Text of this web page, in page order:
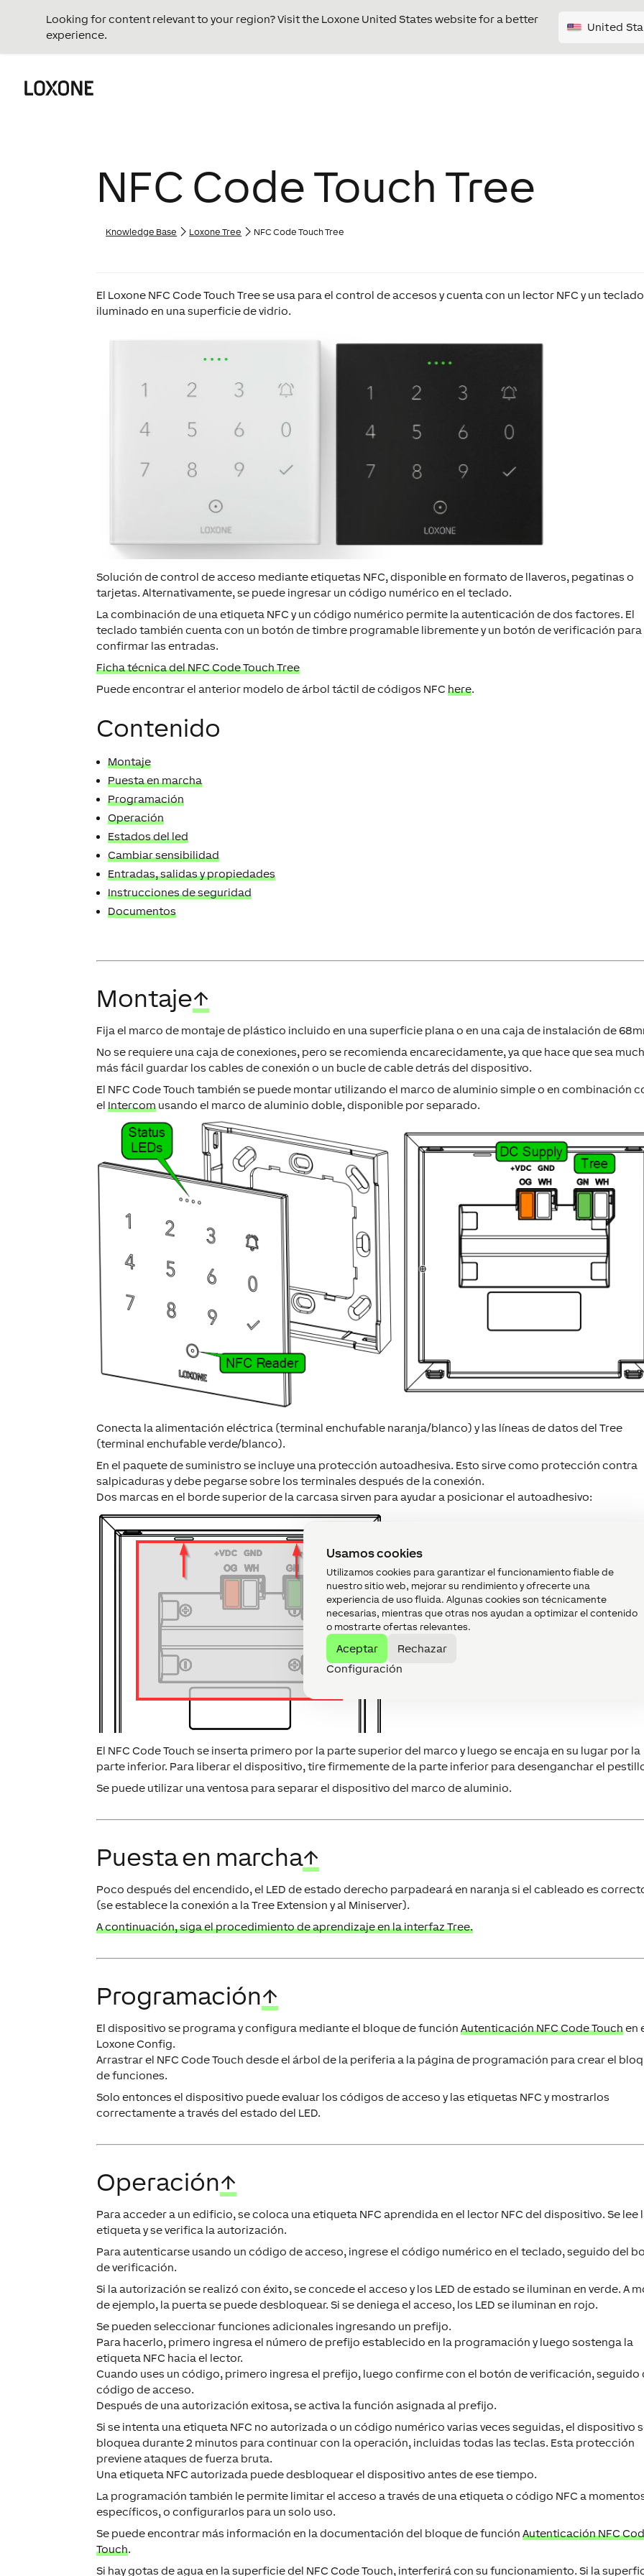
Usamos cookies
Utilizamos cookies para garantizar el funcionamiento fiable de
nuestro sitio web, mejorar su rendimiento y ofrecerte una
experiencia de uso fluida. Algunas cookies son técnicamente
necesarias, mientras que otras nos ayudan a optimizar el contenido
o mostrarte ofertas relevantes.
Aceptar
Rechazar
Configuración
Looking for content relevant to your region? Visit the Loxone United States website for a better
experience.
United
NFC Code Touch Tree
Knowledge Base Loxone Tree NFC Code Touch Tree
El Loxone NFC Code Touch Tree se usa para el control de accesos y cuenta con un lector NFC y un teclado
iluminado en una superficie de vidrio.
Solución de control de acceso mediante etiquetas NFC, disponible en formato de llaveros, pegatinas o
tarjetas. Alternativamente, se puede ingresar un código numérico en el teclado.
La combinación de una etiqueta NFC y un código numérico permite la autenticación de dos factores. El
teclado también cuenta con un botón de timbre programable libremente y un botón de verificación para
confirmar las entradas.
Ficha técnica del NFC Code Touch Tree
Puede encontrar el anterior modelo de árbol táctil de códigos NFChere.
Contenido
Montaje
Puesta en marcha
Programación
Operación
Estados del led
Cambiar sensibilidad
Entradas, salidas y propiedades
Instrucciones de seguridad
Documentos
Montaje↑
Fija el marco de montaje de plástico incluido en una superficie plana o en una caja de instalación de
No se requiere una caja de conexiones, pero se recomienda encarecidamente, ya que hace que sea
más fácil guardar los cables de conexión o un bucle de cable detrás del dispositivo.
El NFC Code Touch también se puede montar utilizando el marco de aluminio simple o en combinación
elIntercom usando el marco de aluminio doble, disponible por separado.
Conecta la alimentación eléctrica (terminal enchufable naranja/blanco) y las líneas de datos del Tree
(terminal enchufable verde/blanco).
En el paquete de suministro se incluye una protección autoadhesiva. Esto sirve como protección contra
salpicaduras y debe pegarse sobre los terminales después de la conexión.
Dos marcas en el borde superior de la carcasa sirven para ayudar a posicionar el autoadhesivo:
El NFC Code Touch se inserta primero por la parte superior del marco y luego se encaja en su lugar por la
parte inferior. Para liberar el dispositivo, tire firmemente de la parte inferior para desenganchar el
Se puede utilizar una ventosa para separar el dispositivo del marco de aluminio.
Puesta en marcha↑
Poco después del encendido, el LED de estado derecho parpadeará en naranja si el cableado es
(se establece la conexión a la Tree Extension y al Miniserver).
A continuación, siga el procedimiento de aprendizaje en la interfaz Tree.
Programación↑
El dispositivo se programa y configura mediante el bloque de funciónAutenticación NFC Code Touchen
Loxone Config.
Arrastrar el NFC Code Touch desde el árbol de la periferia a la página de programación para crear el
de funciones.
Solo entonces el dispositivo puede evaluar los códigos de acceso y las etiquetas NFC y mostrarlos
correctamente a través del estado del LED.
Operación↑
Para acceder a un edificio, se coloca una etiqueta NFC aprendida en el lector NFC del dispositivo. Se lee
etiqueta y se verifica la autorización.
Para autenticarse usando un código de acceso, ingrese el código numérico en el teclado, seguido del
de verificación.
Si la autorización se realizó con éxito, se concede el acceso y los LED de estado se iluminan en verde. A
de ejemplo, la puerta se puede desbloquear. Si se deniega el acceso, los LED se iluminan en rojo.
Se pueden seleccionar funciones adicionales ingresando un prefijo.
Para hacerlo, primero ingresa el número de prefijo establecido en la programación y luego sostenga la
etiqueta NFC hacia el lector.
Cuando uses un código, primero ingresa el prefijo, luego confirme con el botón de verificación, seguido
código de acceso.
Después de una autorización exitosa, se activa la función asignada al prefijo.
Si se intenta una etiqueta NFC no autorizada o un código numérico varias veces seguidas, el dispositivo
bloquea durante 2 minutos para continuar con la operación, incluidas todas las teclas. Esta protección
previene ataques de fuerza bruta.
Una etiqueta NFC autorizada puede desbloquear el dispositivo antes de ese tiempo.
La programación también le permite limitar el acceso a través de una etiqueta o código NFC a
específicos, o configurarlos para un solo uso.
Se puede encontrar más información en la documentación del bloque de funciónAutenticación NFC
Touch.
Si hay gotas de agua en la superficie del NFC Code Touch, interferirá con su funcionamiento. Si la